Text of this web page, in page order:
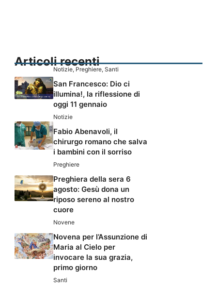
Articoli recenti
Notizie, Preghiere, Santi
San Francesco: Dio ci
illumina!, la riflessione di
oggi 11 gennaio
Notizie
Fabio Abenavoli, il
chirurgo romano che salva
i bambini con il sorriso
Preghiere
Preghiera della sera 6
agosto: Gesù dona un
riposo sereno al nostro
cuore
Novene
Novena per l’Assunzione di
Maria al Cielo per
invocare la sua grazia,
primo giorno
Santi